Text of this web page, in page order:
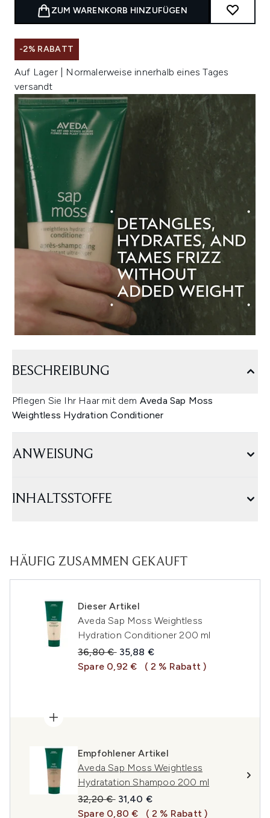
ZUM WARENKORB HINZUFÜGEN
-2% RABATT
Auf Lager | Normalerweise innerhalb eines Tages
versandt
BESCHREIBUNG
Pflegen Sie Ihr Haar mit dem Aveda Sap Moss
Weightless Hydration Conditioner
ANWEISUNG
INHALTSSTOFFE
HÄUFIG ZUSAMMEN GEKAUFT
Dieser Artikel
Aveda Sap Moss Weightless
Hydration Conditioner 200 ml
Unverbindliche Preisempfehlung:
36,80 € Aktueller Preis:
35,88 €
Spare 0,92 €
( 2 % Rabatt )
Empfohlener Artikel
Aveda Sap Moss Weightless
Hydratation Shampoo 200 ml
Unverbindliche Preisempfehlung:
32,20 € Aktueller Preis:
31,40 €
Spare 0,80 €
( 2 % Rabatt )